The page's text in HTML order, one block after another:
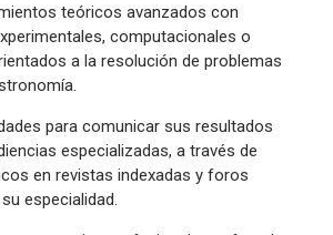
teóricos avanzados con
computacionales o
a la resolución de problemas
para comunicar sus resultados
especializadas, a través de
en revistas indexadas y foros
especialidad.